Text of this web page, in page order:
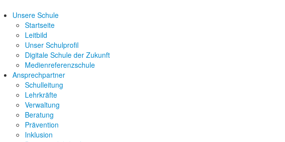
Unsere Schule
Startseite
Leitbild
Unser Schulprofil
Digitale Schule der Zukunft
Medienreferenzschule
Ansprechpartner
Schulleitung
Lehrkräfte
Verwaltung
Beratung
Prävention
Inklusion